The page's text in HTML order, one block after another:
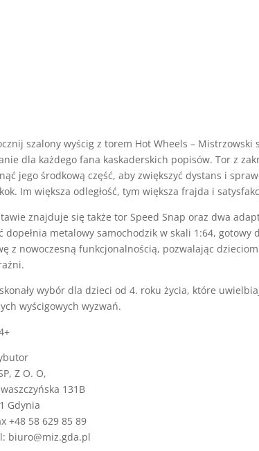
szalony wyścig z torem Hot Wheels –
dla każdego fana kaskaderskich popisów. Tor z
jego środkową część, aby zwiększyć dystans i
Im większa odległość, tym większa frajda i
znajduje się także tor Speed Snap oraz dwa
dopełnia metalowy samochodzik w skali 1:64,
z nowoczesną funkcjonalnością, pozwalając
wybór dla dzieci od 4. roku życia, które
wyścigowych wyzwań.
Z O. O,
131B
Gdynia
+48 58 629 85 89
biuro@miz.gda.pl